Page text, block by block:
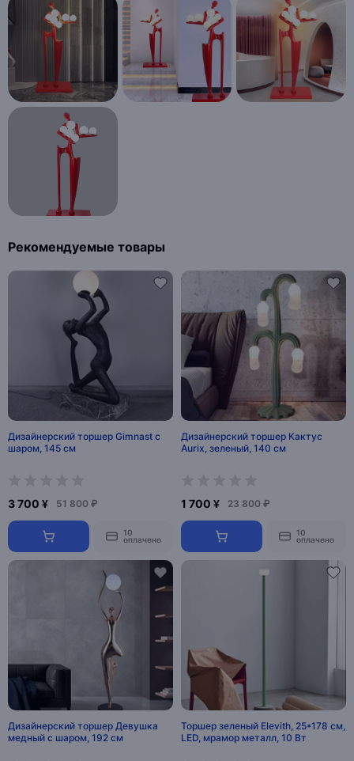
Рекомендуемые товары
Дизайнерский торшер Gimnast с
шаром, 145 см
3 700 ¥ 51 800 ₽
10
оплачено
Дизайнерский торшер Кактус
Aurix, зеленый, 140 см
1 700 ¥ 23 800 ₽
10
оплачено
Дизайнерский торшер Девушка
медный с шаром, 192 см
Торшер зеленый Elevith, 25*178 см,
LED, мрамор металл, 10 Вт